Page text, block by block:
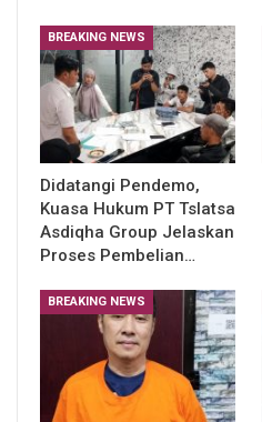
BREAKING NEWS
Didatangi Pendemo,
Kuasa Hukum PT Tslatsa
Asdiqha Group Jelaskan
Proses Pembelian…
BREAKING NEWS